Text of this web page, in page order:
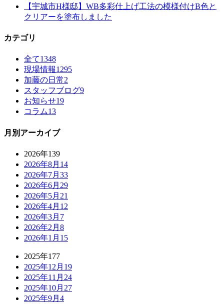
【宇城市H様邸】WB多彩仕上げ工法の模様付けB色と
クリアーを塗布しました
カテゴリ
全て1348
現場情報1295
加藤の日常2
スタッフブログ9
お知らせ19
コラム13
月別アーカイブ
2026年139
2026年8月 14
2026年7月 33
2026年6月 29
2026年5月 21
2026年4月 12
2026年3月 7
2026年2月 8
2026年1月 15
2025年177
2025年12月 19
2025年11月 24
2025年10月 27
2025年9月 4